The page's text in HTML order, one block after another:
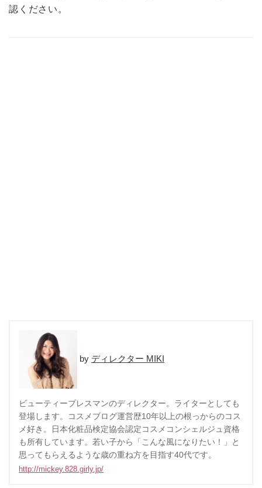
認ください。
ディレクター MIKI
ビューティープレスマンのディレクター。ライターとしても
登場します。コスメブログ運営歴10年以上の根っからのコス
メ好き。日本化粧品検定協会認定コスメコンシェルジュ資格
も所有しています。若い子から「こんな風になりたい！」と
思ってもらえるような歳の重ね方を目指す40代です。
http://mickey.828.girly.jp/